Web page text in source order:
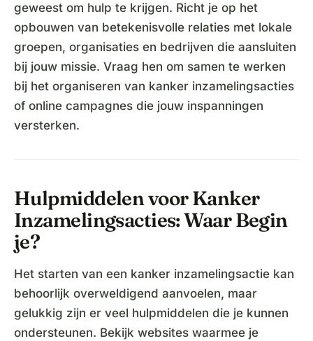
geweest om hulp te krijgen. Richt je op het
opbouwen van betekenisvolle relaties met lokale
groepen, organisaties en bedrijven die aansluiten
bij jouw missie. Vraag hen om samen te werken
bij het organiseren van kanker inzamelingsacties
of online campagnes die jouw inspanningen
versterken.
Hulpmiddelen voor Kanker
Inzamelingsacties: Waar Begin
je?
Het starten van een kanker inzamelingsactie kan
behoorlijk overweldigend aanvoelen, maar
gelukkig zijn er veel hulpmiddelen die je kunnen
ondersteunen. Bekijk websites waarmee je